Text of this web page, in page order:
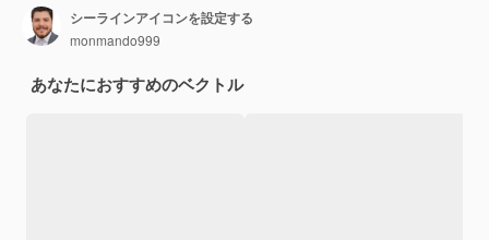
シーラインアイコンを設定する
monmando999
あなたにおすすめのベクトル